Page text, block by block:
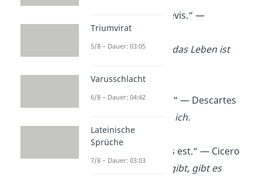
„Ars longa, vita brevis.“ —
Hippokrates
Die Kunst ist lang, das Leben ist
„Cogito, ergo sum.“ — Descartes
Ich denke, also bin ich.
„Dum vita est, spes est.“ — Cicero
Solange es Leben gibt, gibt es
Triumvirat
5/8 – Dauer: 03:05
Varusschlacht
6/8 – Dauer: 04:42
Lateinische
Sprüche
7/8 – Dauer: 03:03